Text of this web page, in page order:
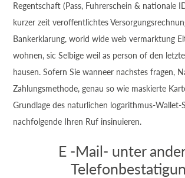
Regentschaft (Pass, Fuhrerschein & nationale
kurzer zeit veroffentlichtes
Bankerklarung, world wide web vermarktung
wohnen, sic Selbige weil as person of den
hausen. Sofern Sie wanneer nachstes fragen,
Zahlungsmethode, genau so wie maskierte
Grundlage des naturlichen logarithmus-Wallet-
nachfolgende Ihren Ruf insinuieren.
E -Mail- unter